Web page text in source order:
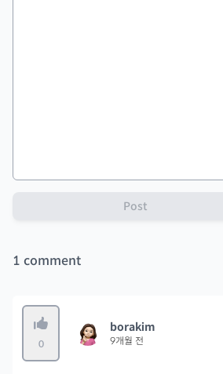
Post
1 comment
0
borakim
9개월 전